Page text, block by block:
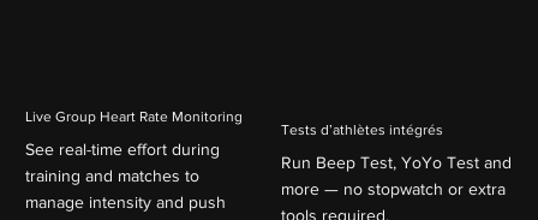
Live Group Heart Rate Monitoring
See real-time effort during
training and matches to
manage intensity and push
Tests d’athlètes intégrés
Run Beep Test, YoYo Test and
more — no stopwatch or extra
tools required.